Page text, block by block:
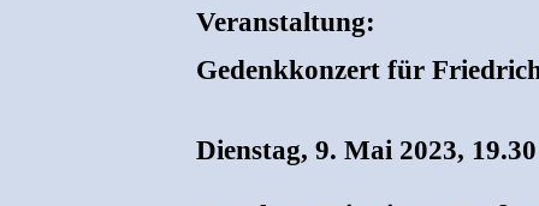
Veranstaltung:
Gedenkkonzert für
Dienstag, 9. Mai 2023,